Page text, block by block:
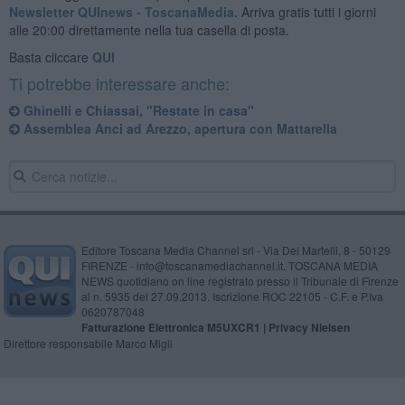
Newsletter QUInews - ToscanaMedia. Arriva gratis tutti i giorni
alle 20:00 direttamente nella tua casella di posta.
Basta cliccare QUI
Ti potrebbe interessare anche:
Ghinelli e Chiassai, "Restate in casa"
Assemblea Anci ad Arezzo, apertura con Mattarella
Editore Toscana Media Channel srl - Via Dei Martelli, 8 - 50129
FIRENZE - info@toscanamediachannel.it. TOSCANA MEDIA
NEWS quotidiano on line registrato presso il Tribunale di Firenze
al n. 5935 del 27.09.2013. Iscrizione ROC 22105 - C.F. e P.Iva
0620787048
Fatturazione Elettronica M5UXCR1 | Privacy Nielsen
Direttore responsabile Marco Migli